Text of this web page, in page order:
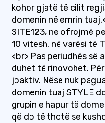
kohor gjatë të cilit
domenin në emrin
SITE123, ne ofrojmë
10 vitesh, në varësi të
<br> Pas periudhës së
duhet të rinovohet.
joaktiv. Nëse nuk
domenin tuaj STYLE
grupin e hapur të
që do të thotë se